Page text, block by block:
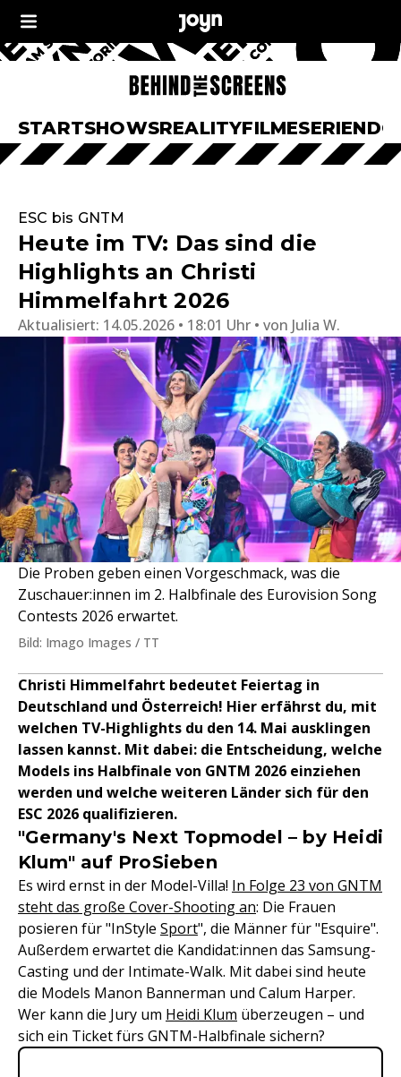
STARTSHOWSREALITYFILMESERIEN
ESC bis GNTM
Heute im TV: Das sind die
Highlights an Christi
Himmelfahrt 2026
Aktualisiert: 14.05.2026 • 18:01 Uhr von Julia W.
Die Proben geben einen Vorgeschmack, was die
Zuschauer:innen im 2. Halbfinale des Eurovision Song
Contests 2026 erwartet.
Bild: Imago Images / TT
Christi Himmelfahrt bedeutet Feiertag in
Deutschland und Österreich! Hier erfährst du, mit
welchen TV-Highlights du den 14. Mai ausklingen
lassen kannst. Mit dabei: die Entscheidung, welche
Models ins Halbfinale von GNTM 2026 einziehen
werden und welche weiteren Länder sich für den
ESC 2026 qualifizieren.
"Germany's Next Topmodel – by Heidi
Klum" auf ProSieben
Es wird ernst in der Model-Villa! In Folge 23 von GNTM
steht das große Cover-Shooting an: Die Frauen
posieren für "InStyle Sport", die Männer für "Esquire".
Außerdem erwartet die Kandidat:innen das Samsung-
Casting und der Intimate-Walk. Mit dabei sind heute
die Models Manon Bannerman und Calum Harper.
Wer kann die Jury um Heidi Klum überzeugen – und
sich ein Ticket fürs GNTM-Halbfinale sichern?